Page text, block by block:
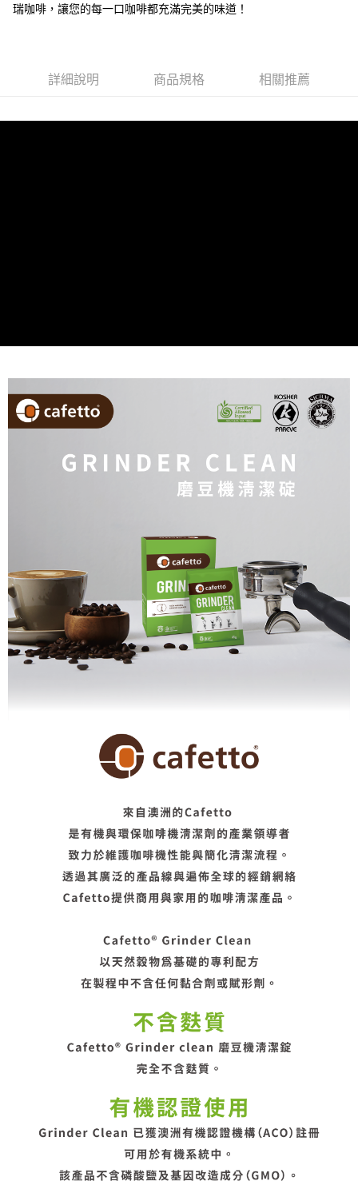
瑞咖啡，讓您的每一口咖啡都充滿完美的味道！
詳細說明 商品規格 相關推薦